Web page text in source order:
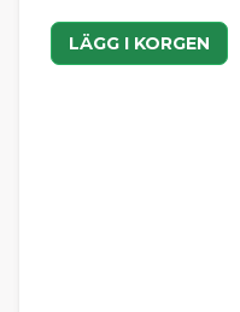
LÄGG I KORGEN